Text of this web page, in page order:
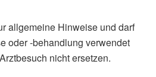
allgemeine Hinweise und darf
oder -behandlung verwendet
nicht ersetzen.